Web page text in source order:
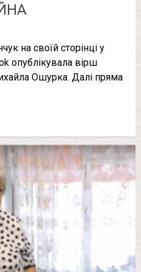
на своїй сторінці у
опублікувала вірш
Ошурка. Далі пряма